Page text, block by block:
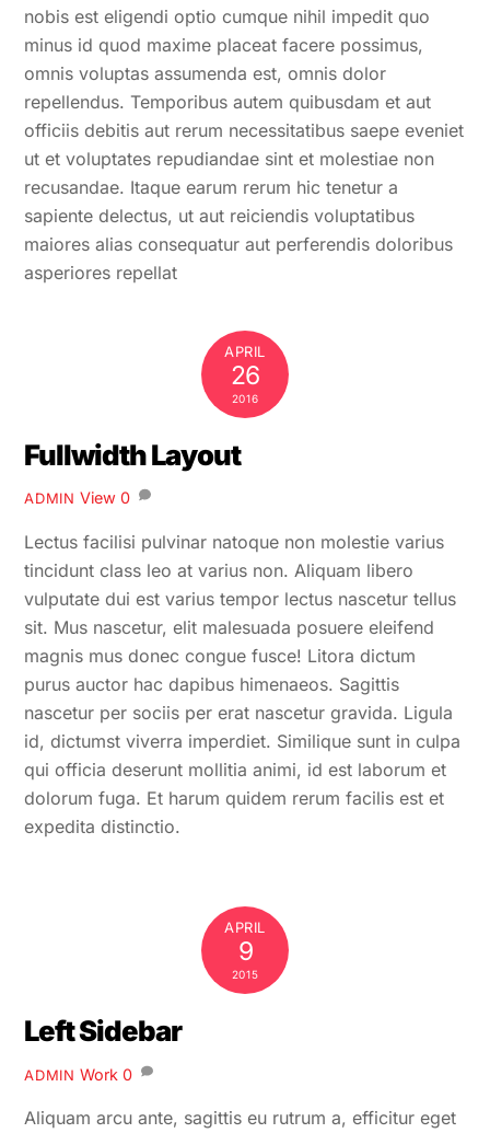
nobis est eligendi optio cumque nihil impedit quo
minus id quod maxime placeat facere possimus,
omnis voluptas assumenda est, omnis dolor
repellendus. Temporibus autem quibusdam et aut
officiis debitis aut rerum necessitatibus saepe eveniet
ut et voluptates repudiandae sint et molestiae non
recusandae. Itaque earum rerum hic tenetur a
sapiente delectus, ut aut reiciendis voluptatibus
maiores alias consequatur aut perferendis doloribus
asperiores repellat
APRIL
26
2016
Fullwidth Layout
ADMIN View 0
Lectus facilisi pulvinar natoque non molestie varius
tincidunt class leo at varius non. Aliquam libero
vulputate dui est varius tempor lectus nascetur tellus
sit. Mus nascetur, elit malesuada posuere eleifend
magnis mus donec congue fusce! Litora dictum
purus auctor hac dapibus himenaeos. Sagittis
nascetur per sociis per erat nascetur gravida. Ligula
id, dictumst viverra imperdiet. Similique sunt in culpa
qui officia deserunt mollitia animi, id est laborum et
dolorum fuga. Et harum quidem rerum facilis est et
expedita distinctio.
APRIL
9
2015
Left Sidebar
ADMIN Work 0
Aliquam arcu ante, sagittis eu rutrum a, efficitur eget